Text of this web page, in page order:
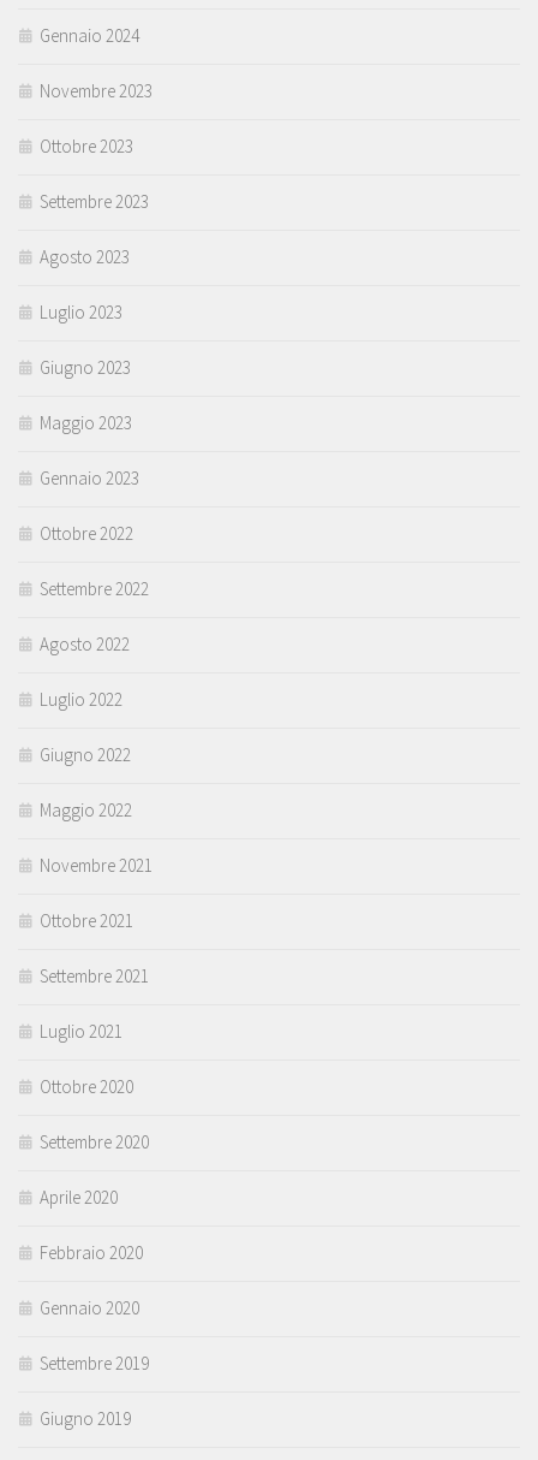
Gennaio 2024
Novembre 2023
Ottobre 2023
Settembre 2023
Agosto 2023
Luglio 2023
Giugno 2023
Maggio 2023
Gennaio 2023
Ottobre 2022
Settembre 2022
Agosto 2022
Luglio 2022
Giugno 2022
Maggio 2022
Novembre 2021
Ottobre 2021
Settembre 2021
Luglio 2021
Ottobre 2020
Settembre 2020
Aprile 2020
Febbraio 2020
Gennaio 2020
Settembre 2019
Giugno 2019